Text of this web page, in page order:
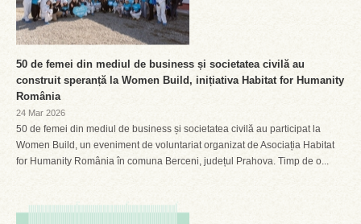
50 de femei din mediul de business și societatea civilă au
construit speranță la Women Build, inițiativa Habitat for Humanity
România
24 Mar 2026
50 de femei din mediul de business și societatea civilă au participat la
Women Build, un eveniment de voluntariat organizat de Asociația Habitat
for Humanity România în comuna Berceni, județul Prahova. Timp de o...